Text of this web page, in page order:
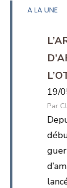
A LA UNE
19/